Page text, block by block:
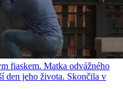
fiaskem. Matka odvážného
den jeho života. Skončila v